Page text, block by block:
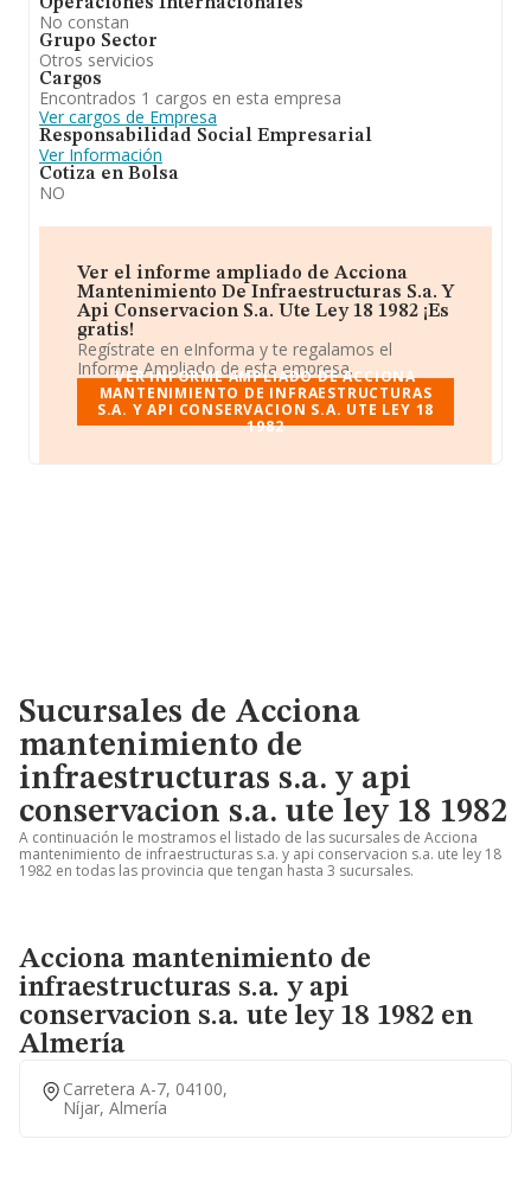
No constan
Grupo Sector
Otros servicios
Cargos
Encontrados 1 cargos en esta empresa
Ver cargos de Empresa
Responsabilidad Social Empresarial
Ver Información
Cotiza en Bolsa
NO
Ver el informe ampliado de Acciona
Mantenimiento De Infraestructuras S.a. Y
Api Conservacion S.a. Ute Ley 18 1982 ¡Es
gratis!
Regístrate en eInforma y te regalamos el
Informe Ampliado de esta empresa.
VER INFORME AMPLIADO DE ACCIONA
MANTENIMIENTO DE INFRAESTRUCTURAS
S.A. Y API CONSERVACION S.A. UTE LEY 18
1982
Sucursales de Acciona
mantenimiento de
infraestructuras s.a. y api
conservacion s.a. ute ley 18 1982
A continuación le mostramos el listado de las sucursales de Acciona
mantenimiento de infraestructuras s.a. y api conservacion s.a. ute ley 18
1982 en todas las provincia que tengan hasta 3 sucursales.
Acciona mantenimiento de
infraestructuras s.a. y api
conservacion s.a. ute ley 18 1982 en
Almería
Carretera A-7, 04100,
Níjar, Almería